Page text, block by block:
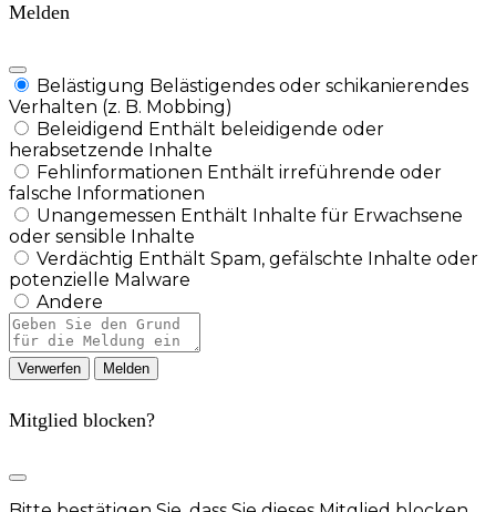
Melden
Belästigung Belästigendes oder schikanierendes
Verhalten (z. B. Mobbing)
Beleidigend Enthält beleidigende oder
herabsetzende Inhalte
Fehlinformationen Enthält irreführende oder
falsche Informationen
Unangemessen Enthält Inhalte für Erwachsene
oder sensible Inhalte
Verdächtig Enthält Spam, gefälschte Inhalte oder
potenzielle Malware
Andere
Berichtsnotiz
Melden
Mitglied blocken?